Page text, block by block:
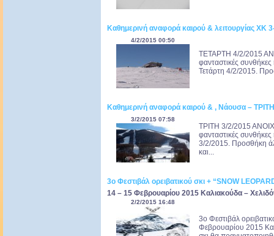
Καθημερινή αναφορά καιρού & λειτουργίας
4/2/2015 00:50
ΤΕΤΑΡΤΗ 4/2/2015
φανταστικές
Τετάρτη 4/2/2015.
Καθημερινή αναφορά καιρού & , Νάουσα –
3/2/2015 07:58
ΤΡΙΤΗ 3/2/2015
φανταστικές
3/2/2015. Προσθήκη
και...
3ο Φεστιβάλ ορειβατικού σκι + “SNOW
14 – 15 Φεβρουαρίου 2015 Καλιακούδα –
2/2/2015 16:48
3ο Φεστιβάλ
Φεβρουαρίου 2015